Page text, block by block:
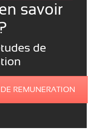
savoir
de
REMUNERATION